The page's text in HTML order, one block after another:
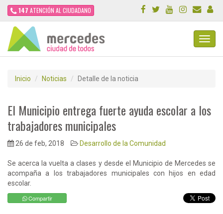
147 ATENCIÓN AL CIUDADANO
Inicio Noticias Detalle de la noticia
El Municipio entrega fuerte ayuda escolar a los
trabajadores municipales
26 de feb, 2018 Desarrollo de la Comunidad
Se acerca la vuelta a clases y desde el Municipio de Mercedes se
acompaña a los trabajadores municipales con hijos en edad
escolar.
Compartir